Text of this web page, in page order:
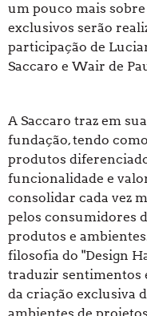
um pouco mais
exclusivos serão
participação de
Saccaro e Wair de
A Saccaro traz em
fundação, tendo
produtos
funcionalidade e
consolidar cada vez
pelos consumidores
produtos e
filosofia do "Design
traduzir sentimentos
da criação exclusiva